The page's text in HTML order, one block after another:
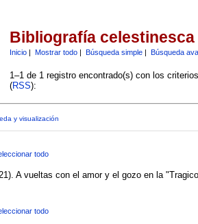
Bibliografía celestinesca
Inicio| Mostrar todo| Búsqueda simple| Búsqueda
1–1 de 1 registro encontrado(s) con los
(RSS):
y visualización
todo
A vueltas con el amor y el gozo en la
todo